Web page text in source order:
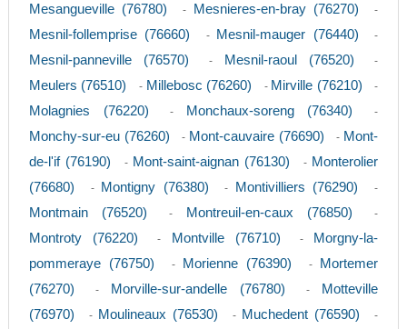
Mesangueville (76780) - Mesnieres-en-bray (76270) -
Mesnil-follemprise (76660) - Mesnil-mauger (76440) -
Mesnil-panneville (76570) - Mesnil-raoul (76520) -
Meulers (76510) - Millebosc (76260) - Mirville (76210) -
Molagnies (76220) - Monchaux-soreng (76340) -
Monchy-sur-eu (76260) - Mont-cauvaire (76690) - Mont-
de-l'if (76190)
- Mont-saint-aignan (76130) - Monterolier
(76680)
- Montigny (76380) - Montivilliers (76290) -
Montmain (76520) - Montreuil-en-caux (76850) -
Montroty (76220) - Montville (76710) -
Morgny-la-
pommeraye (76750)
- Morienne (76390) -
Mortemer
(76270)
- Morville-sur-andelle (76780) -
Motteville
(76970)
- Moulineaux (76530) - Muchedent (76590) -